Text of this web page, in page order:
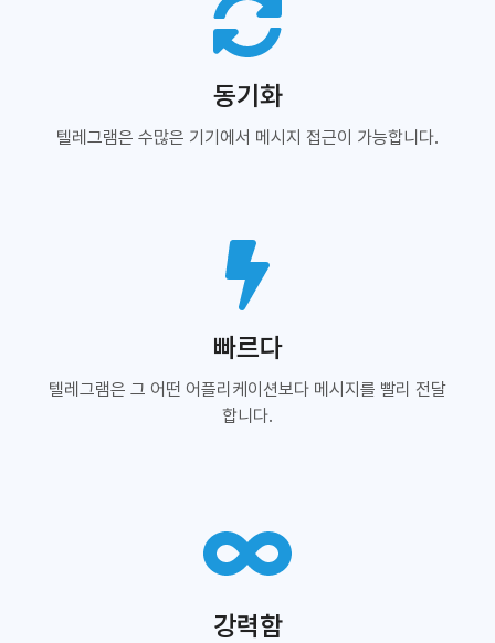
동기화
텔레그램은 수많은 기기에서 메시지 접근이 가능합니다.
빠르다
텔레그램은 그 어떤 어플리케이션보다 메시지를 빨리 전달
합니다.
강력함